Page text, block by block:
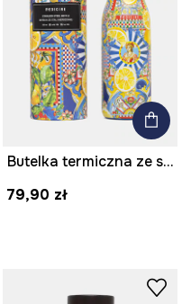
Butelka termiczna ze stali nierdzewnej 500 ml
79,90 zł